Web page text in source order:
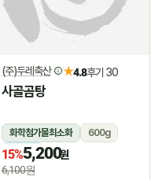
(주)두레축산 ★4.8후기 30
사골곰탕
화학첨가물최소화
600g
냉장
15%5,200원
6,100원